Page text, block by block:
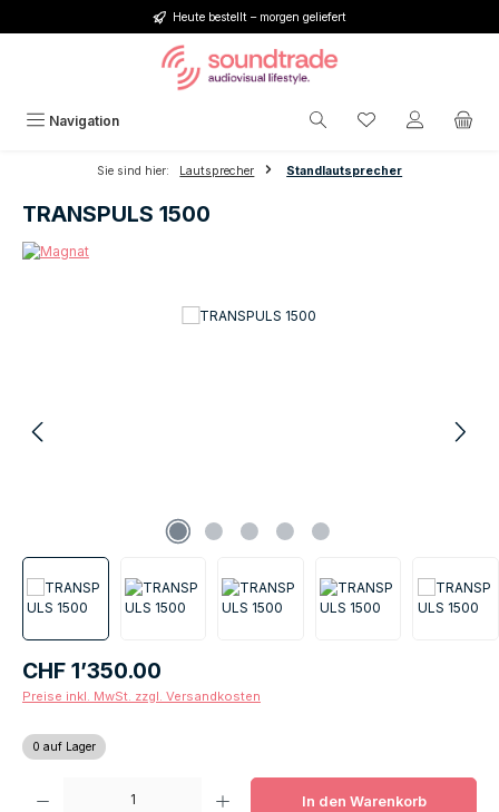
Zum Hauptinhalt springenHeute bestellt – morgen geliefert
Navigation Du hast 0
Sie sind hier: Lautsprecher Standlautsprecher
TRANSPULS 1500
Regulärer Preis:
CHF 1’350.00
Preise inkl. MwSt. zzgl. Versandkosten
0 auf Lager
Produkt Anzahl: Gib den gewünschten Wert ein oder benutze die
In den Warenkorb